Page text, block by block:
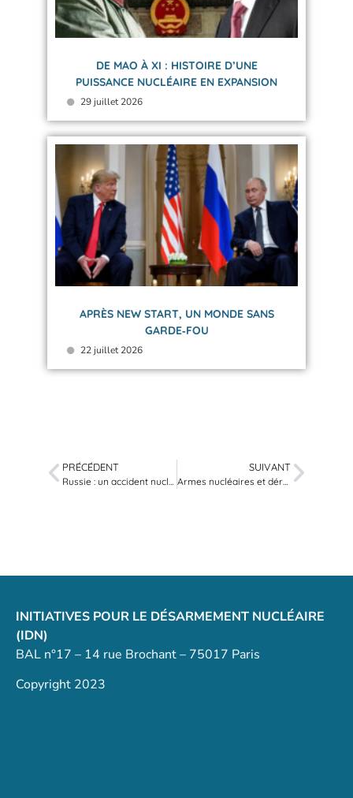
DE MAO À XI : HISTOIRE D’UNE
PUISSANCE NUCLÉAIRE EN EXPANSION
29 juillet 2026
APRÈS NEW START, UN MONDE SANS
GARDE‑FOU
22 juillet 2026
PRÉCÉDENT SUIVANT
Armes nucléaires et dérèglement climatique
INITIATIVES POUR LE DÉSARMEMENT NUCLÉAIRE
(IDN)
BAL n°17 – 14 rue Brochant – 75017 Paris
Copyright 2023